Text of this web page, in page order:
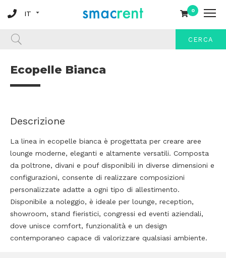
0
CERCA
Ecopelle Bianca
Descrizione
La linea in ecopelle bianca è progettata per creare aree
lounge moderne, eleganti e altamente versatili. Composta
da poltrone, divani e pouf disponibili in diverse dimensioni e
configurazioni, consente di realizzare composizioni
personalizzate adatte a ogni tipo di allestimento.
Disponibile a noleggio, è ideale per lounge, reception,
showroom, stand fieristici, congressi ed eventi aziendali,
dove unisce comfort, funzionalità e un design
contemporaneo capace di valorizzare qualsiasi ambiente.